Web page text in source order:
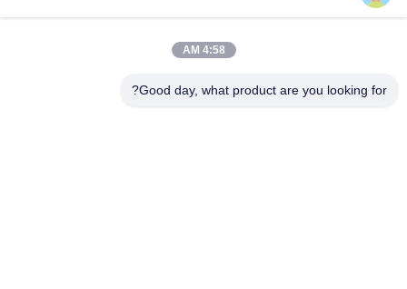
4:58 AM
Good day, what product are you looking for?